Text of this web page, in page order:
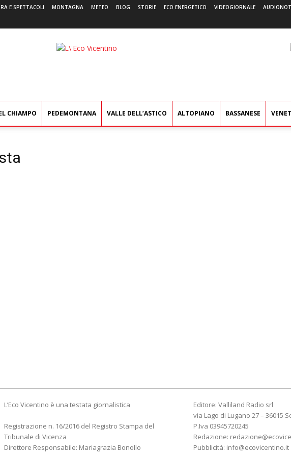
E SPETTACOLI MONTAGNA METEO BLOG STORIE ECO ENERGETICO VIDEOGIORNALE
L'Eco
CHIAMPO PEDEMONTANA VALLE DELL’ASTICO ALTOPIANO BASSANESE
L’Eco Vicentino è una testata giornalistica
Registrazione n. 16/2016 del Registro Stampa del
Tribunale di Vicenza
Direttore Responsabile: Mariagrazia Bonollo
Editore: Valliland Radio srl
via Lago di Lugano 27 – 36015
P.Iva 03945720245
Redazione:
Pubblicità: info@ecovicentino.it